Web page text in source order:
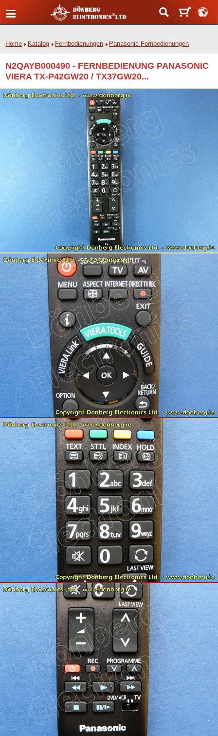
Home Katalog Fernbedienungen Panasonic Fernbedienungen
N2QAYB000490 - FERNBEDIENUNG PANASONIC
VIERA TX-P42GW20 / TX37GW20...